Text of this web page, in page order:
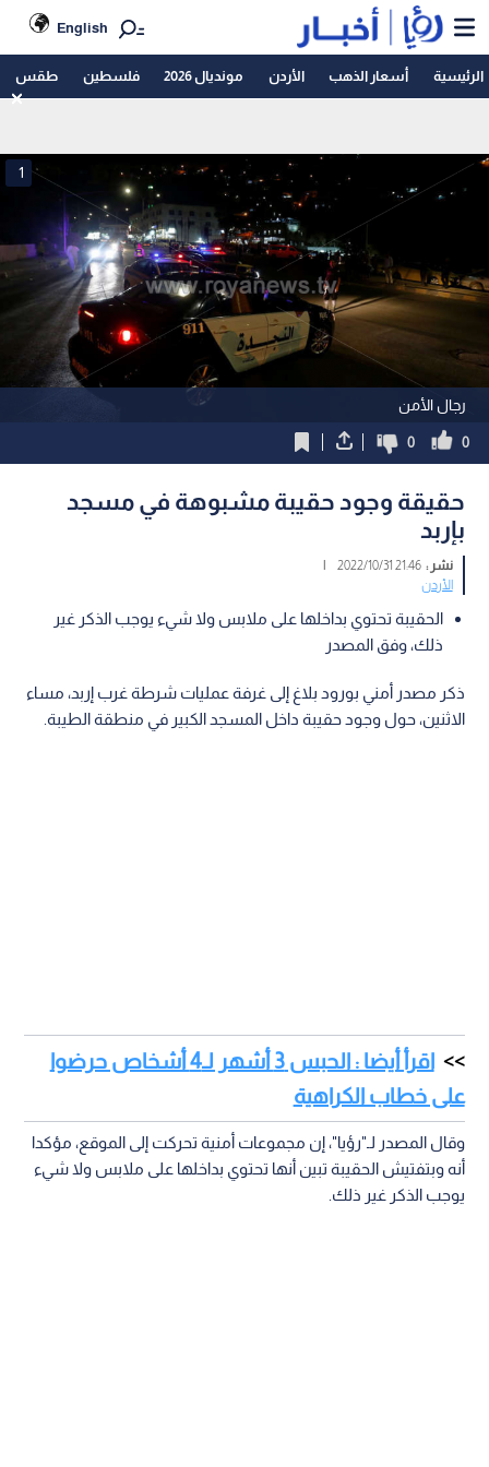
English
الرئيسية أسعار الذهب الأردن مونديال 2026 فلسطين طقس
رجال الأمن
1
0
0
حقيقة وجود حقيبة مشبوهة في مسجد
بإربد
نشر :21:46 2022/10/31
|
الأردن
الحقيبة تحتوي بداخلها على ملابس ولا شيء يوجب الذكر غير
ذلك، وفق المصدر
ذكر مصدر أمني بورود بلاغ إلى غرفة عمليات شرطة غرب إربد، مساء
الاثنين، حول وجود حقيبة داخل المسجد الكبير في منطقة الطيبة.
اقرأ أيضا : الحبس 3 أشهر لـ4 أشخاص حرضوا
على خطاب الكراهية
وقال المصدر لـ"رؤيا"، إن مجموعات أمنية تحركت إلى الموقع، مؤكدا
أنه وبتفتيش الحقيبة تبين أنها تحتوي بداخلها على ملابس ولا شيء
يوجب الذكر غير ذلك.